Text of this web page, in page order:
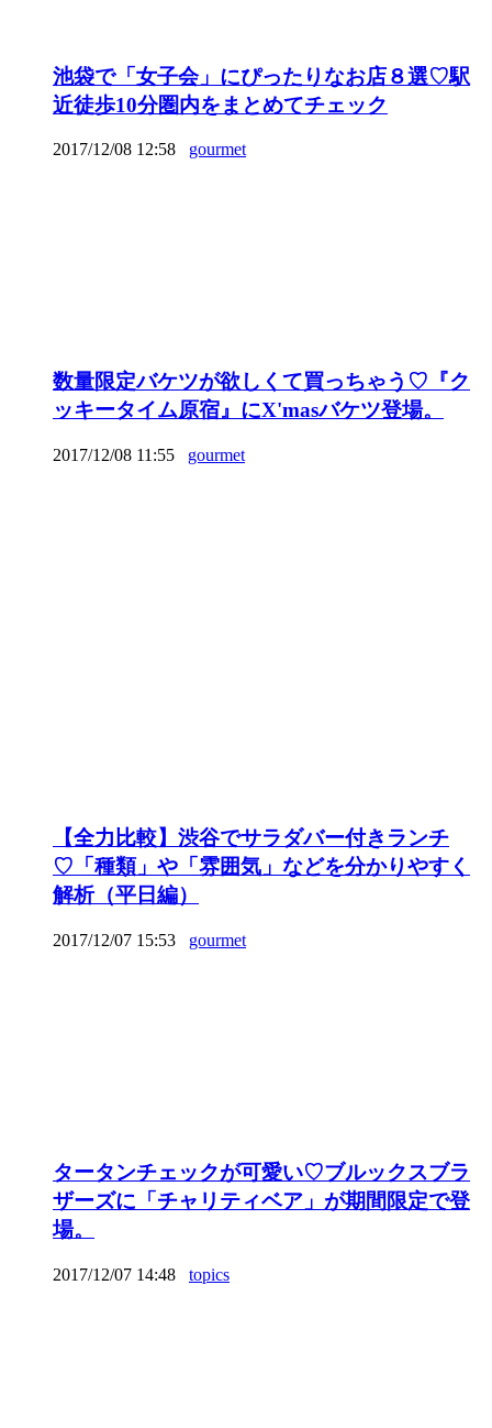
池袋で「女子会」にぴったりなお店８選♡駅
近徒歩10分圏内をまとめてチェック
2017/12/08 12:58 gourmet
数量限定バケツが欲しくて買っちゃう♡『ク
ッキータイム原宿』にX'masバケツ登場。
2017/12/08 11:55 gourmet
【全力比較】渋谷でサラダバー付きランチ
♡「種類」や「雰囲気」などを分かりやすく
解析（平日編）
2017/12/07 15:53 gourmet
タータンチェックが可愛い♡ブルックスブラ
ザーズに「チャリティベア」が期間限定で登
場。
2017/12/07 14:48 topics